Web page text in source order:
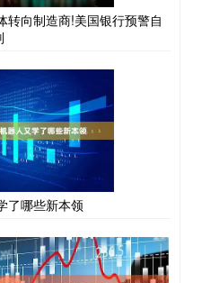
转向制造商!美国银行预警自
了哪些新本领